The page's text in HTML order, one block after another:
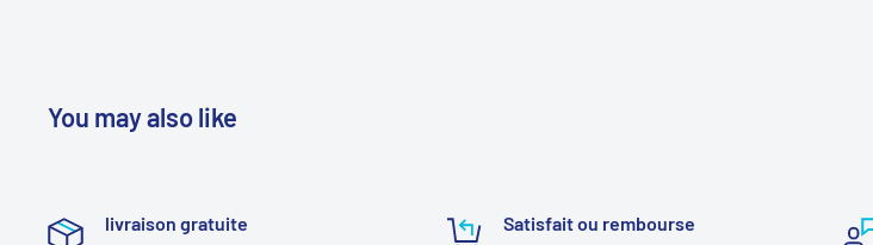
You may also like
livraison gratuite
Satisfait ou rembourse